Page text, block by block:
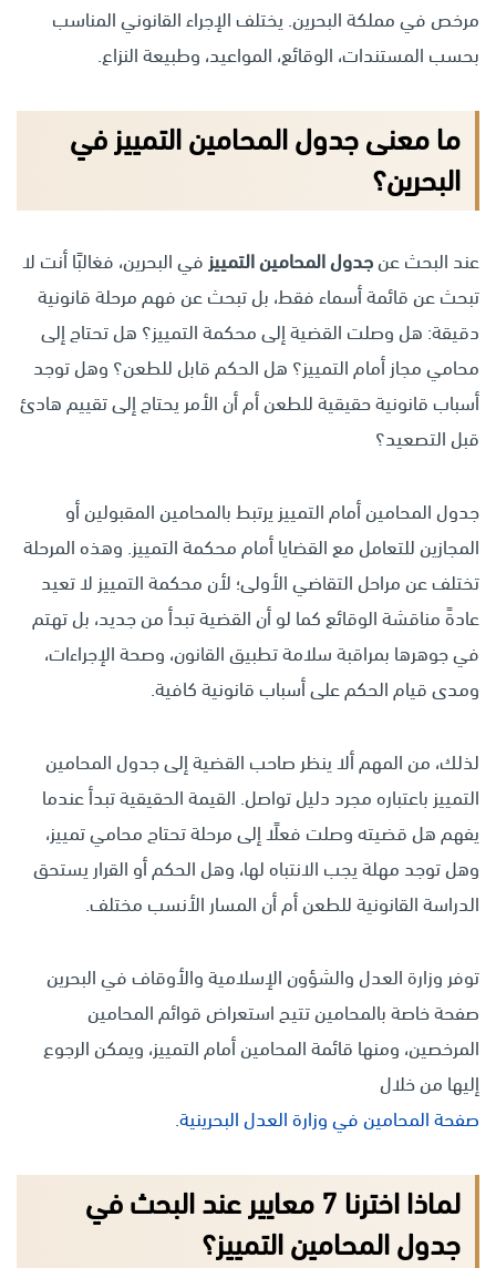
مرخص في مملكة البحرين. يختلف الإجراء القانوني المناسب
بحسب المستندات، الوقائع، المواعيد، وطبيعة النزاع.
ما معنى جدول المحامين التمييز في
البحرين؟
عند البحث عنجدول المحامين التمييز في البحرين، فغالبًا أنت لا
تبحث عن قائمة أسماء فقط، بل تبحث عن فهم مرحلة قانونية
دقيقة: هل وصلت القضية إلى محكمة التمييز؟ هل تحتاج إلى
محامي مجاز أمام التمييز؟ هل الحكم قابل للطعن؟ وهل توجد
أسباب قانونية حقيقية للطعن أم أن الأمر يحتاج إلى تقييم هادئ
قبل التصعيد؟
جدول المحامين أمام التمييز يرتبط بالمحامين المقبولين أو
المجازين للتعامل مع القضايا أمام محكمة التمييز. وهذه المرحلة
تختلف عن مراحل التقاضي الأولى؛ لأن محكمة التمييز لا تعيد
عادةً مناقشة الوقائع كما لو أن القضية تبدأ من جديد، بل تهتم
في جوهرها بمراقبة سلامة تطبيق القانون، وصحة الإجراءات،
ومدى قيام الحكم على أسباب قانونية كافية.
لذلك، من المهم ألا ينظر صاحب القضية إلى جدول المحامين
التمييز باعتباره مجرد دليل تواصل. القيمة الحقيقية تبدأ عندما
يفهم هل قضيته وصلت فعلًا إلى مرحلة تحتاج محامي تمييز،
وهل توجد مهلة يجب الانتباه لها، وهل الحكم أو القرار يستحق
الدراسة القانونية للطعن أم أن المسار الأنسب مختلف.
توفر وزارة العدل والشؤون الإسلامية والأوقاف في البحرين
صفحة خاصة بالمحامين تتيح استعراض قوائم المحامين
المرخصين، ومنها قائمة المحامين أمام التمييز، ويمكن الرجوع
إليها من خلال
صفحة المحامين في وزارة العدل البحرينية.
لماذا اخترنا 7 معايير عند البحث في
جدول المحامين التمييز؟